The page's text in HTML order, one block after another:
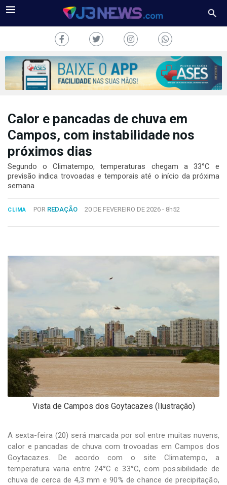
J3NEWS
COLUNAS
FALE
Copyright
Hesea
Sistemas
Calor e pancadas de chuva em
Campos, com instabilidade nos
próximos dias
Segundo o Climatempo, temperaturas chegam a 33°C e
previsão indica trovoadas e temporais até o início da próxima
semana
CLIMA POR REDAÇÃO 20 DE FEVEREIRO DE 2026 - 8h52
Vista de Campos dos Goytacazes (Ilustração)
A sexta-feira (20) será marcada por sol entre muitas nuvens,
calor e pancadas de chuva com trovoadas em Campos dos
Goytacazes. De acordo com o site Climatempo, a
temperatura varia entre 24°C e 33°C, com possibilidade de
chuva de cerca de 4,3 mm e 90% de chance de precipitação,